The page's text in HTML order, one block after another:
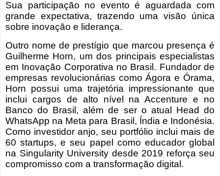
Sua participação no evento é aguardada com
grande expectativa, trazendo uma visão única
sobre inovação e liderança.
Outro nome de prestígio que marcou presença é
Guilherme Horn, um dos principais especialistas
em Inovação Corporativa no Brasil. Fundador de
empresas revolucionárias como Ágora e Órama,
Horn possui uma trajetória impressionante que
inclui cargos de alto nível na Accenture e no
Banco do Brasil, além de ser o atual Head do
WhatsApp na Meta para Brasil, Índia e Indonésia.
Como investidor anjo, seu portfólio inclui mais de
60 startups, e seu papel como educador global
na Singularity University desde 2019 reforça seu
compromisso com a transformação digital.